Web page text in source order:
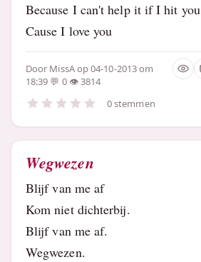
Because I can't help it if I hit you
Cause I love you
Door MissAop 04-10-2013 om
18:39
0
3814
0 stemmen
Wegwezen
Blijf van me af
Kom niet dichterbij.
Blijf van me af.
Wegwezen.